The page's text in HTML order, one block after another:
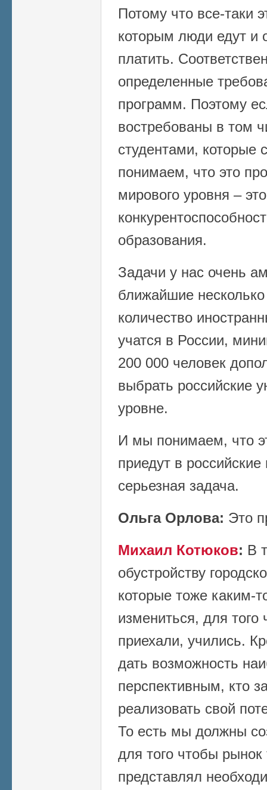
Потому что все-таки
которым люди едут и
платить.
определенные
программ. Поэтому
востребованы в том
студентами, которые
понимаем, что это
мирового уровня –
образования.
Задачи у нас очень
ближайшие
количество
учатся в России,
200 000 человек
выбрать российские
уровне.
И мы понимаем, что
приедут в
серьезная задача.
Ольга Орлова: Это
Михаил Котюков: В
обустройству
которые тоже каким-
измениться, для того
приехали, учились.
дать возможность
перспективным, кто
реализовать свой
То есть мы должны
для того чтобы рынок
представлял